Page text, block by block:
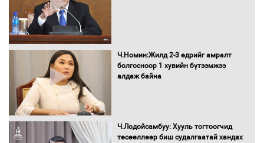
худалдан авах журмыг баталлаа
шилжиж, найр наадам, зөвлөгөөн,
гадаад томилолтыг хориглолоо
Ч.Номин:Жилд 2-3 өдрийг амралт
болгосноор 1 хувийн бүтээмжээ
алдаж байна
Ч.Лодойсамбуу: Хууль тогтоогчид
төсөөллөөр биш судалгаатай хандах